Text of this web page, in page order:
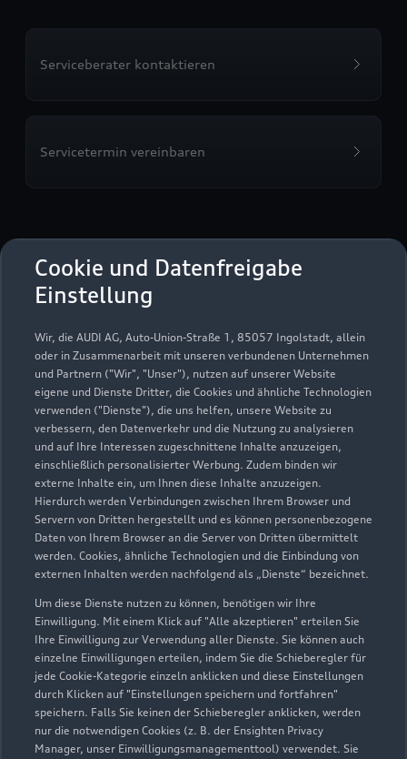
Cookie und Datenfreigabe
Einstellung
Wir, die AUDI AG, Auto-Union-Straße 1, 85057 Ingolstadt, allein
oder in Zusammenarbeit mit unseren verbundenen Unternehmen
und Partnern ("Wir", "Unser"), nutzen auf unserer Website
eigene und Dienste Dritter, die Cookies und ähnliche Technologien
verwenden ("Dienste"), die uns helfen, unsere Website zu
verbessern, den Datenverkehr und die Nutzung zu analysieren
und auf Ihre Interessen zugeschnittene Inhalte anzuzeigen,
einschließlich personalisierter Werbung. Zudem binden wir
externe Inhalte ein, um Ihnen diese Inhalte anzuzeigen.
Hierdurch werden Verbindungen zwischen Ihrem Browser und
Servern von Dritten hergestellt und es können personenbezogene
Daten von Ihrem Browser an die Server von Dritten übermittelt
werden. Cookies, ähnliche Technologien und die Einbindung von
externen Inhalten werden nachfolgend als „Dienste“ bezeichnet.
Um diese Dienste nutzen zu können, benötigen wir Ihre
Einwilligung. Mit einem Klick auf "Alle akzeptieren" erteilen Sie
Ihre Einwilligung zur Verwendung aller Dienste. Sie können auch
einzelne Einwilligungen erteilen, indem Sie die Schieberegler für
jede Cookie-Kategorie einzeln anklicken und diese Einstellungen
durch Klicken auf "Einstellungen speichern und fortfahren"
speichern. Falls Sie keinen der Schieberegler anklicken, werden
nur die notwendigen Cookies (z. B. der Ensighten Privacy
Manager, unser Einwilligungsmanagementtool) verwendet. Sie
Serviceberater kontaktieren
Servicetermin vereinbaren
Voets Autozentrum
Magdeburg Nord GmbH
August-Bebel-Damm 48 A
39126 Magdeburg
0391 509030
info@roh-ah.de